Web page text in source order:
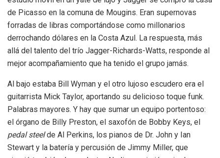
de Picasso en la comuna de Mougins. Eran supernovas
forradas de libras comportándose como millonarios
derrochando dólares en la Costa Azul. La respuesta, más
allá del talento del trío Jagger-Richards-Watts, responde al
mejor acompañamiento que ha tenido el grupo jamás.
Al bajo estaba Bill Wyman y el otro lujoso escudero era el
guitarrista Mick Taylor, aportando su delicioso toque funk.
Palabras mayores. Y hay que sumar un equipo portentoso:
el órgano de Billy Preston, el saxofón de Bobby Keys, el
pedal steelde Al Perkins, los pianos de Dr. John y Ian
Stewart y la batería y percusión de Jimmy Miller, que